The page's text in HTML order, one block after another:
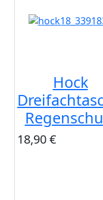
Hock
18,90 €